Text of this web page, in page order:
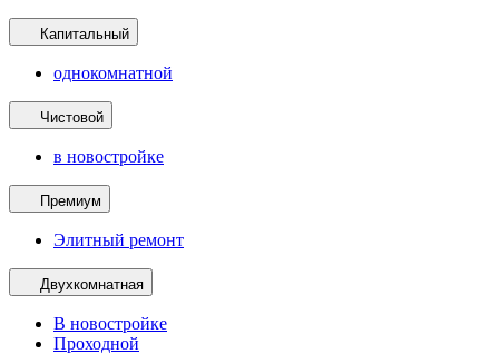
Капитальный
однокомнатной
Чистовой
в новостройке
Премиум
Элитный ремонт
Двухкомнатная
В новостройке
Проходной